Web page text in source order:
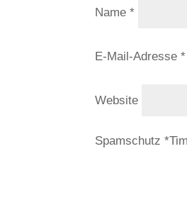
Name*
E-Mail-Adresse*
Website
Spamschutz *